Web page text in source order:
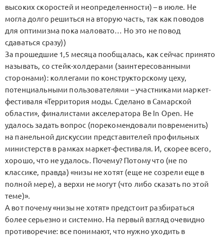
высоких скоростей и неопределенности) – в июле. Не
могла долго решиться на вторую часть, так как поводов
для оптимизма пока маловато… Но это не повод
сдаваться сразу))
За прошедшие 1,5 месяца пообщалась, как сейчас принято
называть, со стейк-холдерами (заинтересованными
сторонами): коллегами по конструкторскому цеху,
потенциальными пользователями – участниками маркет-
фестиваля «Территория моды. Сделано в Самарской
области», финалистами акселератора Be In Open. Не
удалось задать вопрос (порекомендовали повременить)
на панельной дискуссии представителей профильных
министерств в рамках маркет-фестиваля. И, скорее всего,
хорошо, что не удалось. Почему? Потому что (не по
классике, правда) «низы не хотят (еще не созрели еще в
полной мере), а верхи не могут (что либо сказать по этой
теме)».
А вот почему «низы не хотят» предстоит разбираться
более серьезно и системно. На первый взгляд очевидно
противоречие: все понимают, что нужно уходить в